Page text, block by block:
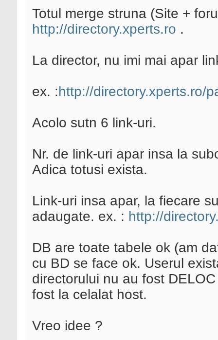
Totul merge struna (Site +
http://directory.xperts.ro .
La director, nu imi mai apar
ex. :http://directory.xperts.ro/
Acolo sutn 6 link-uri.
Nr. de link-uri apar insa la
Adica totusi exista.
Link-uri insa apar, la fiecare
adaugate. ex. : http://
DB are toate tabele ok (am
cu BD se face ok. Userul
directorului nu au fost
fost la celalat host.
Vreo idee ?